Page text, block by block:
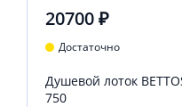
20700 ₽
Достаточно
Душевой лоток
750